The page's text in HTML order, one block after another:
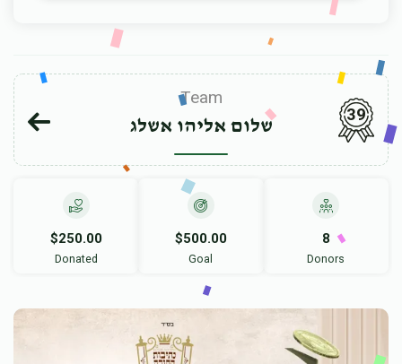
Team
שלום אליהו אשלג
39
$250.00
Donated
$500.00
Goal
8
Donors